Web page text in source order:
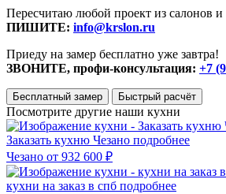
Пересчитаю любой проект из салонов
ПИШИТЕ: info@krslon.ru
Приеду на замер бесплатно уже завтра!
ЗВОНИТЕ, профи-консультация: +7
Бесплатный замер Быстрый расчёт
Посмотрите другие наши кухни
Заказать кухню Чезано подробнее
Чезано от 932 600 ₽
кухни на заказ в спб подробнее